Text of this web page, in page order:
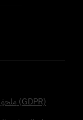
ملحق البيانات الشخصية للائحة العامة لحماية البيانات (GDPR)